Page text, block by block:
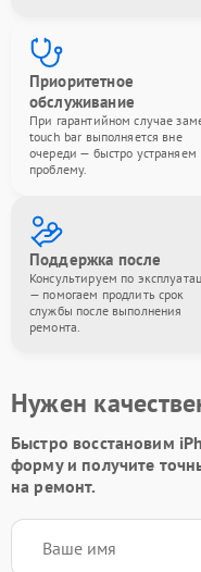
Приоритетное
обслуживание
При гарантийном случае
touch bar выполняется вне
очереди — быстро устраняем
проблему.
Поддержка после
Консультируем по
— помогаем продлить срок
службы после выполнения
ремонта.
Нужен
Быстро восстановим
формуи получите
на ремонт.